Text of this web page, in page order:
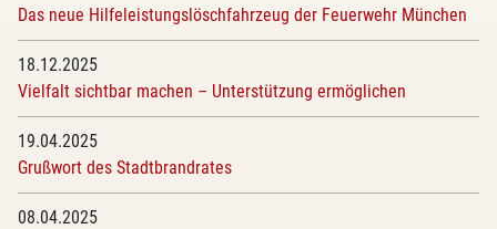
Das neue Hilfeleistungslöschfahrzeug der Feuerwehr München
18.12.2025
Vielfalt sichtbar machen – Unterstützung ermöglichen
19.04.2025
Grußwort des Stadtbrandrates
08.04.2025